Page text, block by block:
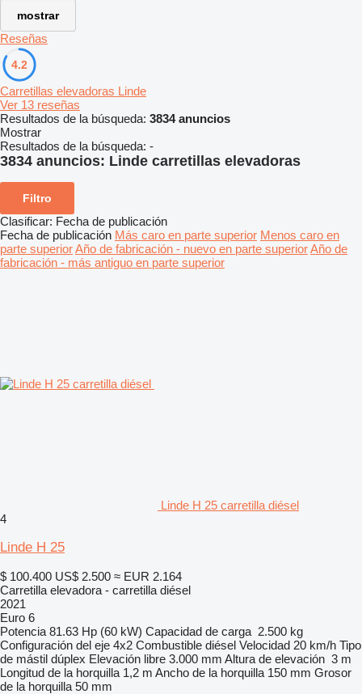
mostrar
Reseñas
4.2
Carretillas elevadoras Linde
Ver 13 reseñas
Resultados de la búsqueda: 3834 anuncios
Mostrar
Resultados de la búsqueda: -
3834 anuncios: Linde carretillas elevadoras
Filtro
Clasificar: Fecha de publicación
Fecha de publicación Más caro en parte superior Menos caro en
parte superiorAño de fabricación - nuevo en parte superiorAño de
fabricación - más antiguo en parte superior
Linde H 25 carretilla diésel
4
Linde H 25
$ 100.400 US$ 2.500 ≈ EUR 2.164
Carretilla elevadora - carretilla diésel
2021
Euro 6
Potencia 81.63 Hp (60 kW) Capacidad de carga 2.500 kg
Configuración del eje 4x2 Combustible diésel Velocidad 20 km/h Tipo
de mástil dúplex Elevación libre 3.000 mm Altura de elevación 3 m
Longitud de la horquilla 1,2 m Ancho de la horquilla 150 mm Grosor
de la horquilla 50 mm